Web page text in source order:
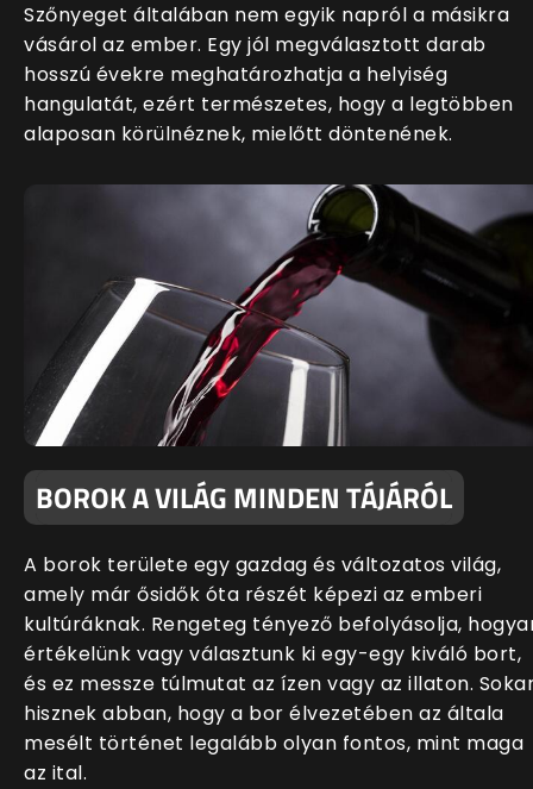
Szőnyeget általában nem egyik napról a másikra
vásárol az ember. Egy jól megválasztott darab
hosszú évekre meghatározhatja a helyiség
hangulatát, ezért természetes, hogy a legtöbben
alaposan körülnéznek, mielőtt döntenének.
BOROK A VILÁG MINDEN TÁJÁRÓL
A borok területe egy gazdag és változatos világ,
amely már ősidők óta részét képezi az emberi
kultúráknak. Rengeteg tényező befolyásolja,
értékelünk vagy választunk ki egy-egy kiváló bort,
és ez messze túlmutat az ízen vagy az illaton.
hisznek abban, hogy a bor élvezetében az általa
mesélt történet legalább olyan fontos, mint maga
az ital.